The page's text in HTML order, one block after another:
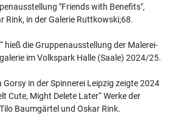
"Friends with Benefits",
Rink, in der Galerie Ruttkowski;68.
hieß die Gruppenausstellung der Malerei-
im Volkspark Halle (Saale) 2024/25.
Gorsy in der Spinnerei Leipzig zeigte 2024
Cute, Might Delete Later“ Werke der
Baumgärtel und Oskar Rink.